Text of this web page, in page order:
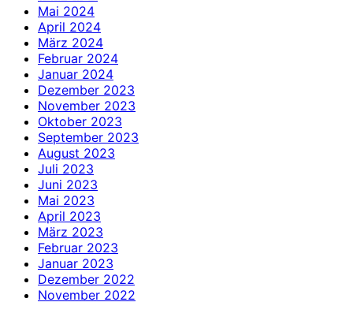
Mai 2024
April 2024
März 2024
Februar 2024
Januar 2024
Dezember 2023
November 2023
Oktober 2023
September 2023
August 2023
Juli 2023
Juni 2023
Mai 2023
April 2023
März 2023
Februar 2023
Januar 2023
Dezember 2022
November 2022